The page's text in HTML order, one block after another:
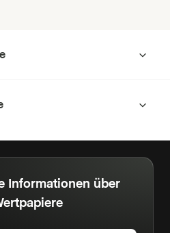
Informationen über